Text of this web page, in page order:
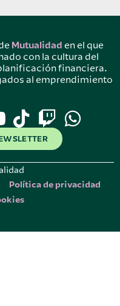
Mutualidad en el que
con la cultura del
financiera.
al emprendimiento
Política de privacidad